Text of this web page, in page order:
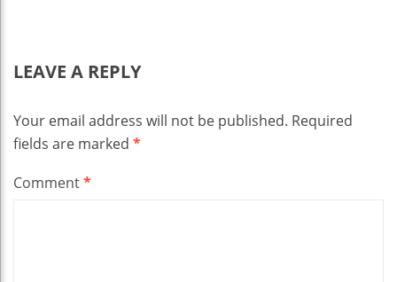
LEAVE A REPLY
Your email address will not be published. Required
fields are marked *
Comment*